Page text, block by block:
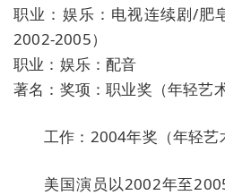
职业：娱乐：电视连续剧/肥
2002-2005）
职业：娱乐：配音
著名：奖项：职业奖（年轻艺
工作：2004年奖（年轻艺
美国演员以2002年至